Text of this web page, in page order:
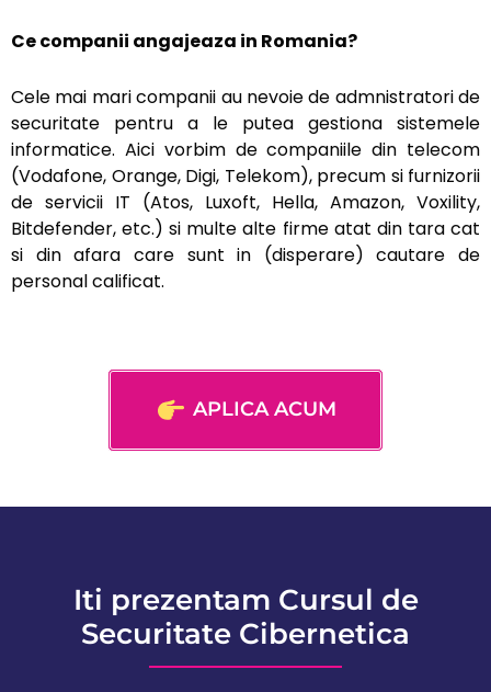
Ce companii angajeaza in Romania?
Cele mai mari companii au nevoie de admnistratori de
securitate pentru a le putea gestiona sistemele
informatice. Aici vorbim de companiile din telecom
(Vodafone, Orange, Digi, Telekom), precum si furnizorii
de servicii IT (Atos, Luxoft, Hella, Amazon, Voxility,
Bitdefender, etc.) si multe alte firme atat din tara cat
si din afara care sunt in (disperare) cautare de
personal calificat.
APLICA ACUM
Iti prezentam Cursul de
Securitate Cibernetica